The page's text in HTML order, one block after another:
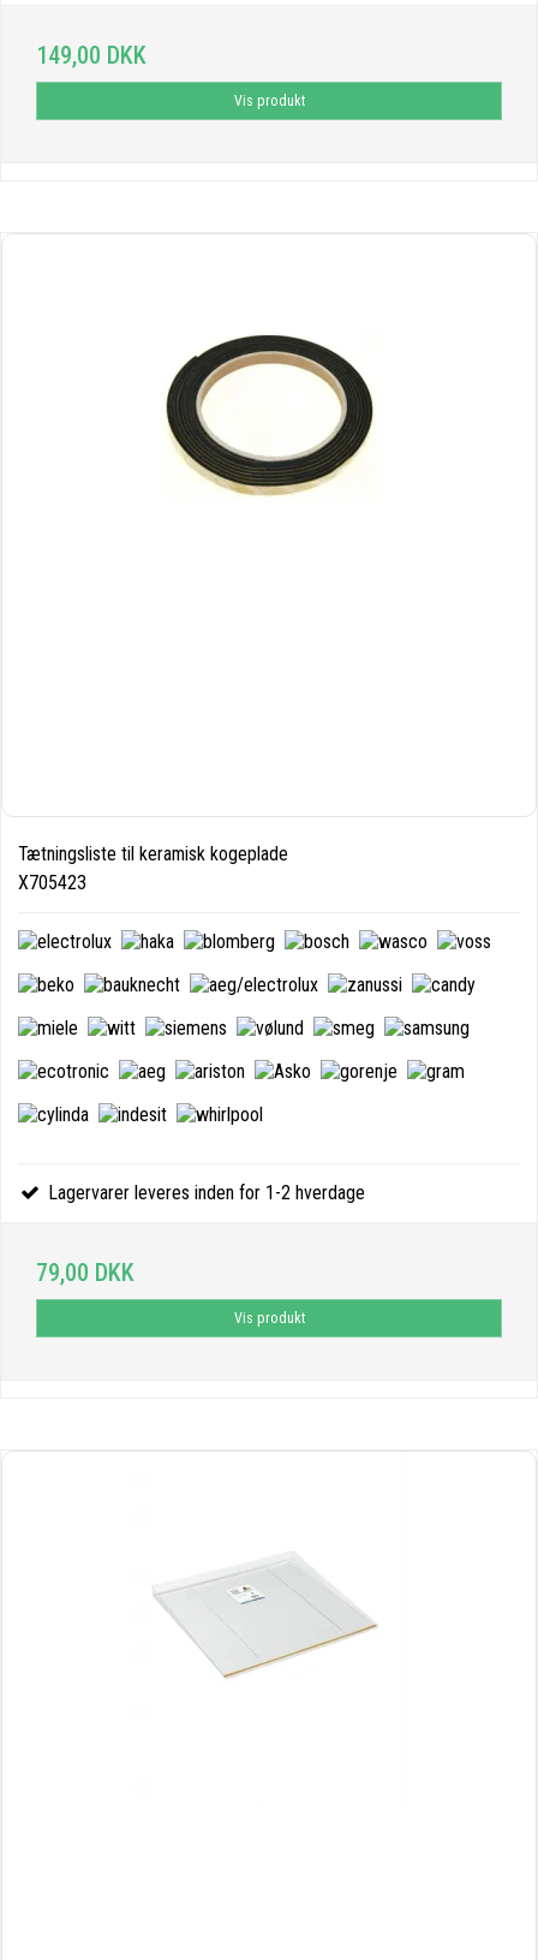
149,00 DKK
Vis produkt
Tætningsliste til keramisk kogeplade
X705423
Lagervarer leveres inden for 1-2 hverdage
79,00 DKK
Vis produkt